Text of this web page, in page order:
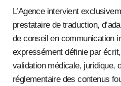
L’Agence intervient
prestataire de traduction,
de conseil en communication
expressément définie par
validation médicale, juridique,
réglementaire des contenus